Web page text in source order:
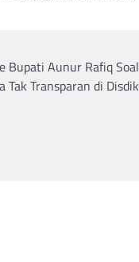
Bupati Aunur Rafiq Soal
Tak Transparan di Disdik